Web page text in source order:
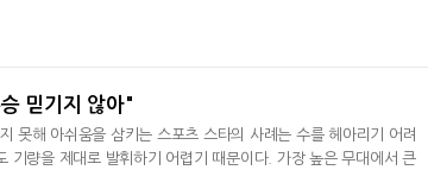
우승 트로피를 들어올렸다.전 경기 시종일관 침착하게 플레이를
믿기지 않아"
못해 아쉬움을 삼키는 스포츠 스타의 사례는 수를 헤아리기 어려
기량을 제대로 발휘하기 어렵기 때문이다. 가장 높은 무대에서 큰